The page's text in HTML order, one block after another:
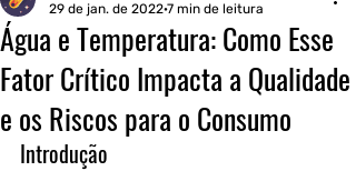
Água e Temperatura: Como Esse
Fator Crítico Impacta a Qualidade
e os Riscos para o Consumo
29 de jan. de 2022 7 min de leitura
Introdução